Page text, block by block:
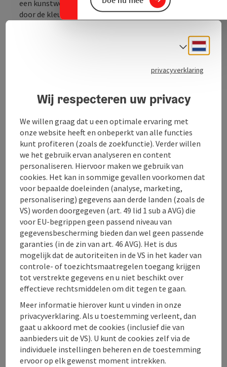
een kunstwerk. Als je het huis nadert, word je begroet
door de kleurrijke ijzeren sculpturen. Een ander
Zöhrer zelf is ontworpen. Binnen worden bezoekers
begroet door een ware stortvloed aan beelden en
interessant. Deze bieden inzicht in de technieken van
kunnen worden gemaakt met mevrouw Angela Berger
op 0664/1702964. www.kunsthalle-aigen.at
Contact
Openingstijden
Ligging
Prijs
Geschiktheid
Toegankelijkheid
Meer ontdekken
privacyverklaring
Wij respecteren uw privacy
We willen graag dat u een optimale ervaring met
onze website heeft en onbeperkt van alle functies
kunt profiteren (zoals de zoekfunctie). Verder willen
we het gebruik ervan analyseren en content
personaliseren. Hiervoor maken we gebruik van
cookies. Het kan in sommige gevallen voorkomen dat
voor bepaalde doeleinden (analyse, marketing,
personalisering) gegevens aan derde landen (zoals de
VS) worden doorgegeven (art. 49 lid 1 sub a AVG) die
voor EU-begrippen geen passend niveau van
gegevensbescherming bieden dan wel geen passende
garanties (in de zin van art. 46 AVG). Het is dus
mogelijk dat de autoriteiten in de VS in het kader van
controle- of toezichtsmaatregelen toegang krijgen
tot verstrekte gegevens en u niet beschikt over
effectieve rechtsmiddelen om dit tegen te gaan.
Meer informatie hierover kunt u vinden in onze
privacyverklaring. Als u toestemming verleent, dan
gaat u akkoord met de cookies (inclusief die van
aanbieders uit de VS). U kunt de cookies zelf via de
individuele instellingen beheren en de toestemming
ervoor op elk gewenst moment intrekken.